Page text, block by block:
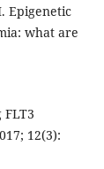
Epigenetic
what are
12(3):